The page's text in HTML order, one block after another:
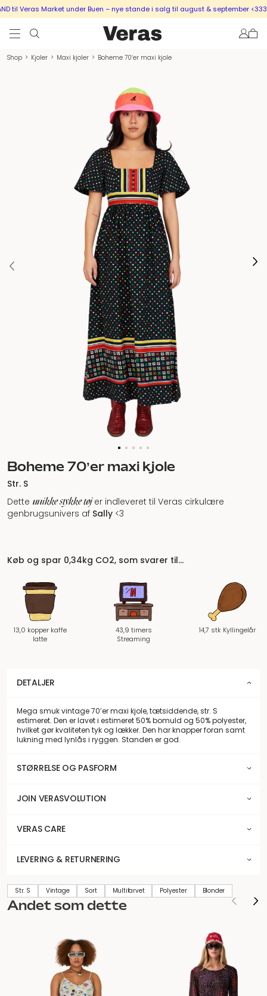
til Veras Market under Buen – nye stande i salg til august & september <333
Shop > Kjoler > Maxi kjoler > Boheme 70’er maxi kjole
Boheme 70’er maxi kjole
Str. S
Dette unikke stykke tøjer indleveret til Veras cirkulære
genbrugsunivers af Sally <3
Køb og spar 0,34kg CO2, som svarer til…
13,0 kopper kaffe
latte
43,9 timers
Streaming
14,7 stk Kyllingelår
DETALJER
Mega smuk vintage 70’er maxi kjole, tætsiddende, str. S
estimeret. Den er lavet i estimeret 50% bomuld og 50% polyester,
hvilket gør kvaliteten tyk og lækker. Den har knapper foran samt
lukning med lynlås i ryggen. Standen er god.
STØRRELSE OG PASFORM
JOIN VERASVOLUTION
VERAS CARE
LEVERING & RETURNERING
Str. S Vintage Sort Multifarvet Polyester Blonder
Andet som dette